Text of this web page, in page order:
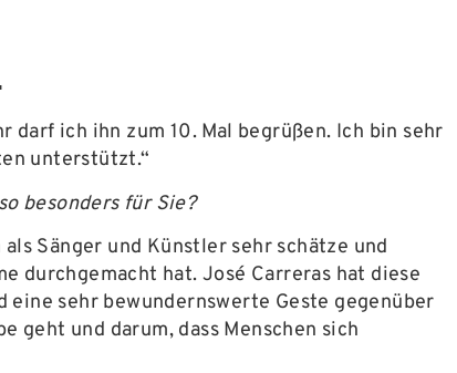
ich ihn zum 10. Mal begrüßen. Ich bin sehr
unterstützt.“
besonders für Sie?
Sänger und Künstler sehr schätze und
durchgemacht hat. José Carreras hat diese
sehr bewundernswerte Geste gegenüber
geht und darum, dass Menschen sich